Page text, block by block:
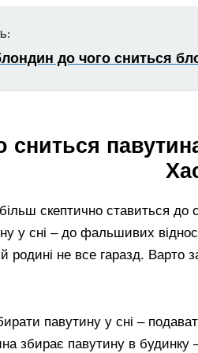
до чого сниться
сниться
скептично ставиться до
у сні – до фальшивих
родині не все гаразд. Варто
павутину у сні –
збирає павутину в будинку